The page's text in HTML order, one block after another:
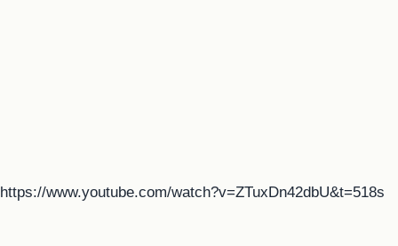
https://www.youtube.com/watch?v=ZTuxDn42dbU&t=518s